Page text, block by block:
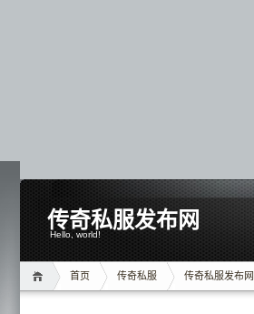
传奇私服发布网
Hello, world!
首页 传奇私服 传奇私服发布网